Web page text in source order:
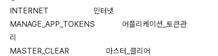
INTERNET 인터넷
MANAGE_APP_TOKENS 어플리케이션_토큰관
리
MASTER_CLEAR 마스터_클리어